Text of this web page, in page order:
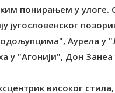
понирањем у улоге.
југословенског
Аурела у
у "Агонији", Дон Занеа
високог стила,